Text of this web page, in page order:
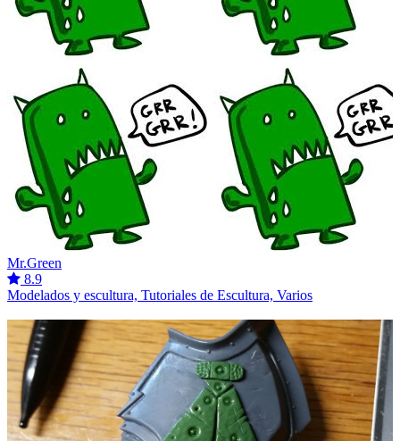
Mr.Green
8.9
Modelados y escultura, Tutoriales de Escultura, Varios